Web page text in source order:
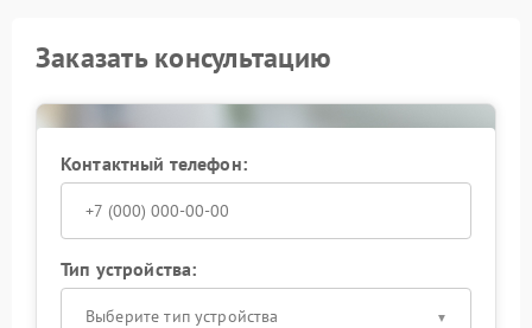
Заказать консультацию
Контактный телефон:
Тип устройства:
Выберите тип устройства